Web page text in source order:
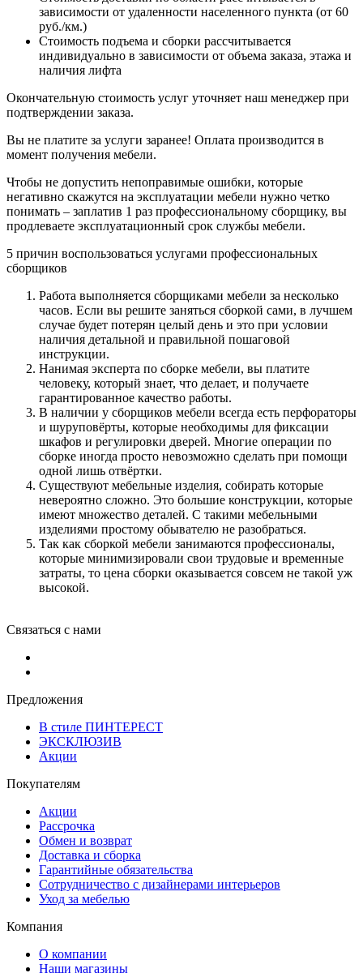
зависимости от удаленности населенного пункта (от 60
руб./км.)
Стоимость подъема и сборки рассчитывается
индивидуально в зависимости от объема заказа, этажа и
наличия лифта
Окончательную стоимость услуг уточняет наш менеджер при
подтверждении заказа.
Вы не платите за услуги заранее! Оплата производится в
момент получения мебели.
Чтобы не допустить непоправимые ошибки, которые
негативно скажутся на эксплуатации мебели нужно четко
понимать – заплатив 1 раз профессиональному сборщику, вы
продлеваете эксплуатационный срок службы мебели.
5 причин воспользоваться услугами профессиональных
сборщиков
Работа выполняется сборщиками мебели за несколько
часов. Если вы решите заняться сборкой сами, в лучшем
случае будет потерян целый день и это при условии
наличия детальной и правильной пошаговой
инструкции.
Нанимая эксперта по сборке мебели, вы платите
человеку, который знает, что делает, и получаете
гарантированное качество работы.
В наличии у сборщиков мебели всегда есть перфораторы
и шуруповёрты, которые необходимы для фиксации
шкафов и регулировки дверей. Многие операции по
сборке иногда просто невозможно сделать при помощи
одной лишь отвёртки.
Существуют мебельные изделия, собирать которые
невероятно сложно. Это большие конструкции, которые
имеют множество деталей. С такими мебельными
изделиями простому обывателю не разобраться.
Так как сборкой мебели занимаются профессионалы,
которые минимизировали свои трудовые и временные
затраты, то цена сборки оказывается совсем не такой уж
высокой.
Связаться с нами
Предложения
В стиле ПИНТЕРЕСТ
ЭКСКЛЮЗИВ
Акции
Покупателям
Акции
Рассрочка
Обмен и возврат
Доставка и сборка
Гарантийные обязательства
Сотрудничество с дизайнерами интерьеров
Уход за мебелью
Компания
О компании
Наши магазины